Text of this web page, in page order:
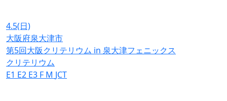
4.5(日)
大阪府泉大津市
第5回大阪クリテリウム in 泉大津フェニックス
クリテリウム
E1 E2 E3 F M JCT